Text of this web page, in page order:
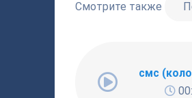
Смотрите также
смс